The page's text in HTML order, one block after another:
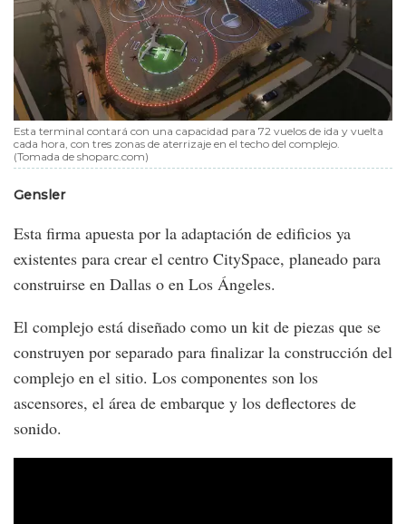
Esta terminal contará con una capacidad para 72 vuelos de ida y vuelta
cada hora, con tres zonas de aterrizaje en el techo del complejo.
(Tomada de shoparc.com)
Gensler
Esta firma apuesta por la adaptación de edificios ya
existentes para crear el centro CitySpace, planeado para
construirse en Dallas o en Los Ángeles.
El complejo está diseñado como un kit de piezas que se
construyen por separado para finalizar la construcción del
complejo en el sitio. Los componentes son los
ascensores, el área de embarque y los deflectores de
sonido.